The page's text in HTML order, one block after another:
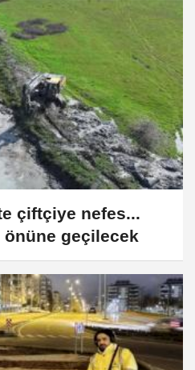
çiftçiye nefes...
önüne geçilecek